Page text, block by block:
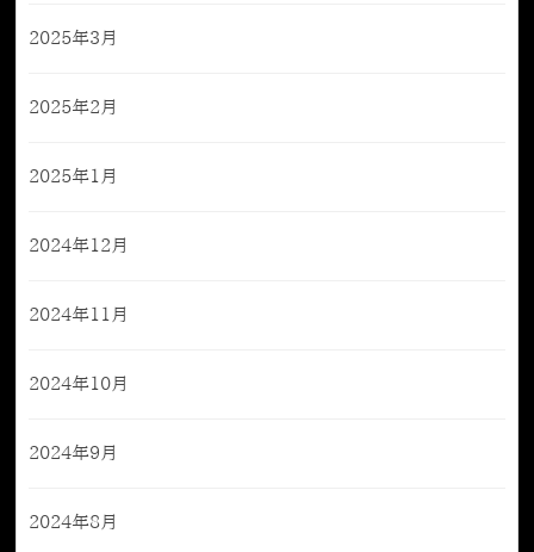
2025年3月
2025年2月
2025年1月
2024年12月
2024年11月
2024年10月
2024年9月
2024年8月